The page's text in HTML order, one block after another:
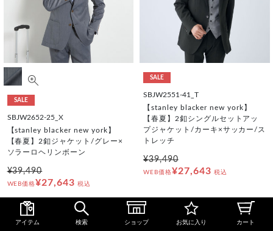
SALE
SBJW2652-25_X
【stanley blacker new york】
【春夏】2釦ジャケット/グレー×
ソラーロヘリンボーン
¥39,490
WEB価格¥27,643 税込
SALE
SBJW2551-41_T
【stanley blacker new york】
【春夏】2釦シングルセットアッ
プジャケット/カーキ×サッカー/ス
トレッチ
¥39,490
WEB価格¥27,643 税込
アイテム 検索 ショップ お気に入り カート